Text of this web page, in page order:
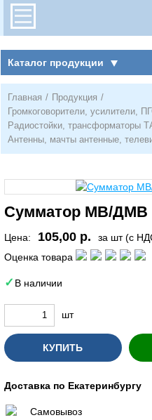
Каталог продукции
Главная / Продукция /
Громкоговорители, усилители,
Радиостойки, трансформаторы
Антенны, мачты антенные,
Сумматор МВ/
Цена: 105,00 р.
за шт (с
Оценка товара
В наличии
шт
КУПИТЬ
Доставка по Екатеринбургу
Самовывоз